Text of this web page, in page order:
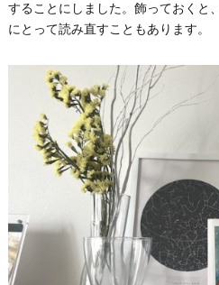
することにしました。飾っておくと
にとって読み直すこともあります。